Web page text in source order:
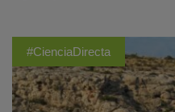
#CienciaDirecta